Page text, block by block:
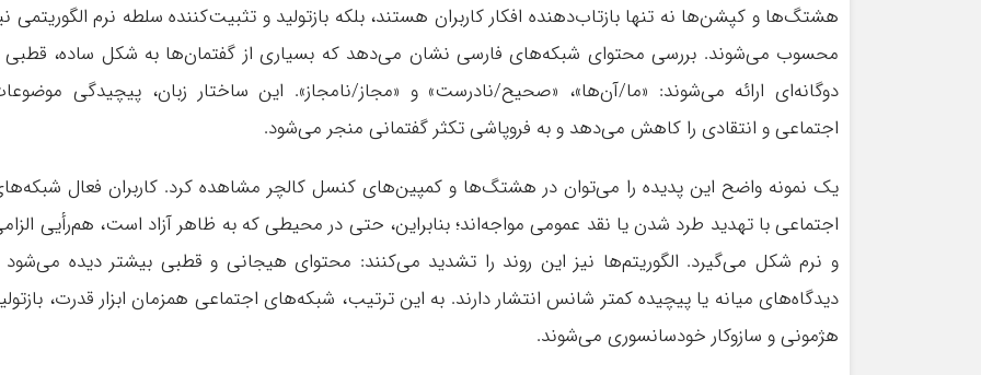
هشتگ‌ها و کپشن‌ها نه تنها بازتاب‌دهنده افکار کاربران هستند، بلکه بازتولید و تثبیت‌کننده سلطه نرم الگوریتمی
محسوب می‌شوند. بررسی محتوای شبکه‌های فارسی نشان می‌دهد که بسیاری از گفتمان‌ها به شکل ساده، قطبی
دوگانه‌ای ارائه می‌شوند: «ما/آن‌ها»، «صحیح/نادرست» و «مجاز/نامجاز». این ساختار زبان، پیچیدگی
اجتماعی و انتقادی را کاهش می‌دهد و به فروپاشی تکثر گفتمانی منجر می‌شود.
یک نمونه واضح این پدیده را می‌توان در هشتگ‌ها و کمپین‌های کنسل کالچر مشاهده کرد. کاربران فعال
اجتماعی با تهدید طرد شدن یا نقد عمومی مواجه‌اند؛ بنابراین، حتی در محیطی که به ظاهر آزاد است، هم‌رأیی
و نرم شکل می‌گیرد. الگوریتم‌ها نیز این روند را تشدید می‌کنند: محتوای هیجانی و قطبی بیشتر دیده می‌شود
دیدگاه‌های میانه یا پیچیده کمتر شانس انتشار دارند. به این ترتیب، شبکه‌های اجتماعی همزمان ابزار قدرت،
هژمونی و سازوکار خودسانسوری می‌شوند.